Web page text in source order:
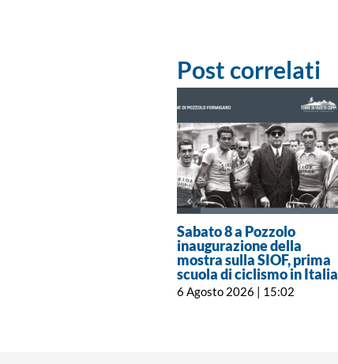
Post correlati
Sabato 8 a Pozzolo
inaugurazione della
mostra sulla SIOF, prima
scuola di ciclismo in Italia
6 Agosto 2026 | 15:02